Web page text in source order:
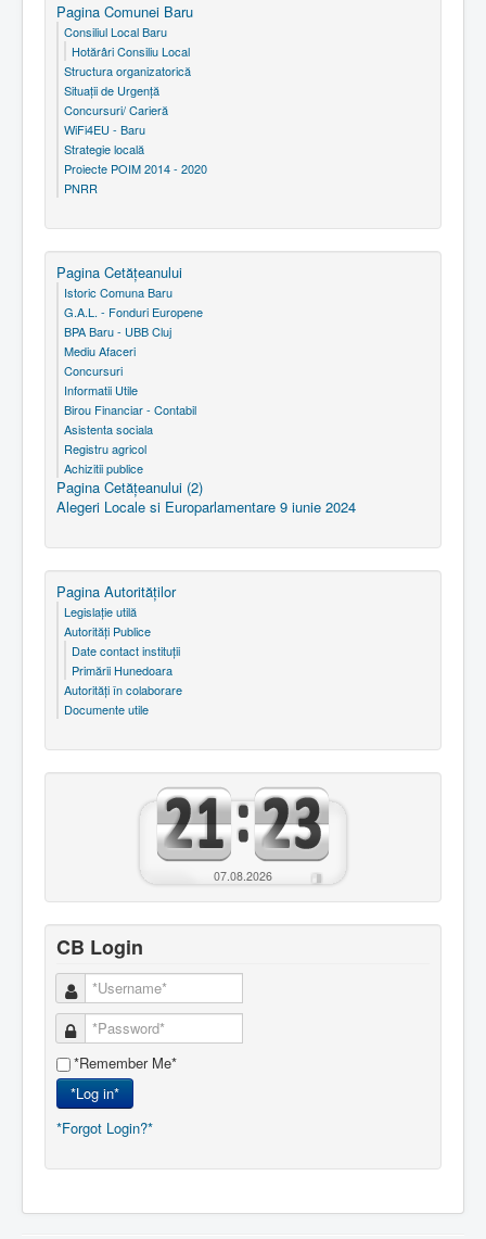
Pagina Comunei Baru
Consiliul Local Baru
Hotărâri Consiliu Local
Structura organizatorică
Situaţii de Urgenţă
Concursuri/ Carieră
WiFi4EU - Baru
Strategie locală
Proiecte POIM 2014 - 2020
PNRR
Pagina Cetăţeanului
Istoric Comuna Baru
G.A.L. - Fonduri Europene
BPA Baru - UBB Cluj
Mediu Afaceri
Concursuri
Informatii Utile
Birou Financiar - Contabil
Asistenta sociala
Registru agricol
Achizitii publice
Pagina Cetăţeanului (2)
Alegeri Locale si Europarlamentare 9 iunie 2024
Pagina Autorităţilor
Legislaţie utilă
Autorităţi Publice
Date contact instituţii
Primării Hunedoara
Autorităţi în colaborare
Documente utile
07.08.2026
CB Login
*Remember Me*
*Log in*
*Forgot Login?*